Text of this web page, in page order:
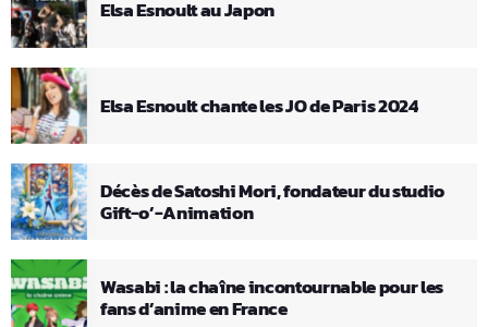
Elsa Esnoult au Japon
Elsa Esnoult chante les JO de Paris 2024
Décès de Satoshi Mori, fondateur du studio
Gift-o’-Animation
Wasabi : la chaîne incontournable pour les
fans d’anime en France